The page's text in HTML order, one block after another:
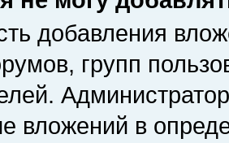
добавления
групп
вложений в